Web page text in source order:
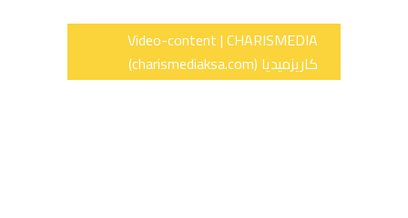
Video-content | CHARISMEDIA
كاريزميديا (charismediaksa.com)